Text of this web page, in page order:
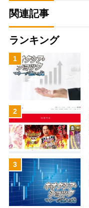
関連記事
ランキング
1
2
3